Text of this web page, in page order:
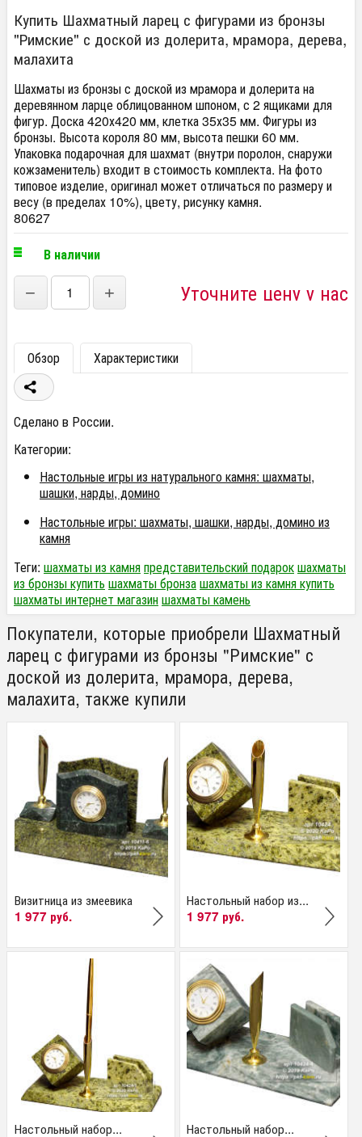
Купить Шахматный ларец с фигурами из бронзы
"Римские" с доской из долерита, мрамора, дерева,
малахита
Шахматы из бронзы с доской из мрамора и долерита на
деревянном ларце облицованном шпоном, с 2 ящиками для
фигур. Доска 420х420 мм, клетка 35х35 мм. Фигуры из
бронзы. Высота короля 80 мм, высота пешки 60 мм.
Упаковка подарочная для шахмат (внутри поролон, снаружи
кожзаменитель) входит в стоимость комплекта. На фото
типовое изделие, оригинал может отличаться по размеру и
весу (в пределах 10%), цвету, рисунку камня.
80627
В наличии
− + Уточните цену у нас
Обзор Характеристики
Сделано в России.
Категории:
Настольные игры из натурального камня: шахматы,
шашки, нарды, домино
Настольные игры: шахматы, шашки, нарды, домино из
камня
Теги: шахматы из камняпредставительский подарокшахматы
из бронзы купить шахматы бронзашахматы из камня купить
шахматы интернет магазиншахматы камень
Покупатели, которые приобрели Шахматный
ларец с фигурами из бронзы "Римские" с
доской из долерита, мрамора, дерева,
малахита, также купили
Визитница из змеевика
1 977 руб.
Настольный набор из...
1 977 руб.
Настольный набор...
Настольный набор...